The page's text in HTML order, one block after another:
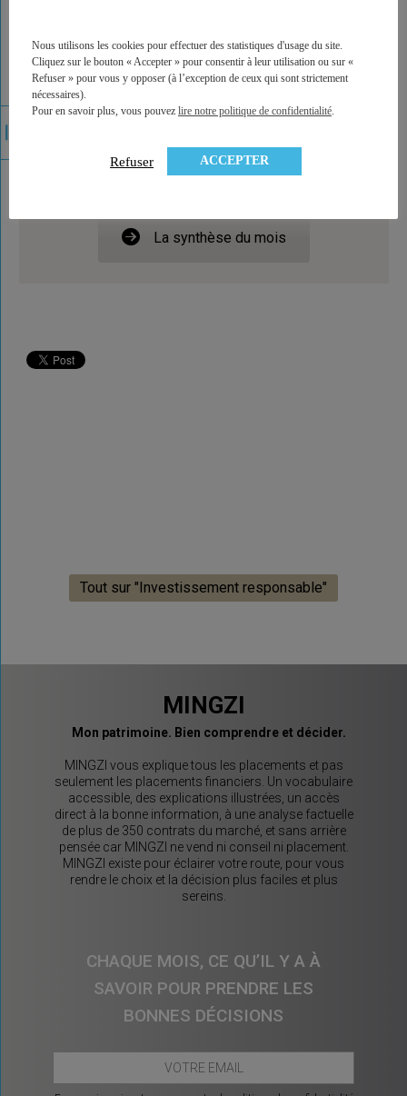
La synthèse du mois
Tout sur "Investissement responsable"
MINGZI
Mon patrimoine. Bien comprendre et décider.
MINGZI vous explique tous les placements et pas
seulement les placements financiers. Un vocabulaire
accessible, des explications illustrées, un accès
direct à la bonne information, à une analyse factuelle
de plus de 350 contrats du marché, et sans arrière
pensée car MINGZI ne vend ni conseil ni placement.
MINGZI existe pour éclairer votre route, pour vous
rendre le choix et la décision plus faciles et plus
sereins.
CHAQUE MOIS, CE QU’IL Y A À
SAVOIR POUR PRENDRE LES
BONNES DÉCISIONS
Nous utilisons les cookies pour effectuer des statistiques d'usage du site.
Cliquez sur le bouton « Accepter » pour consentir à leur utilisation ou sur «
Refuser » pour vous y opposer (à l’exception de ceux qui sont strictement
nécessaires).
Pour en savoir plus, vous pouvez lire notre politique de confidentialité.
Refuser ACCEPTER